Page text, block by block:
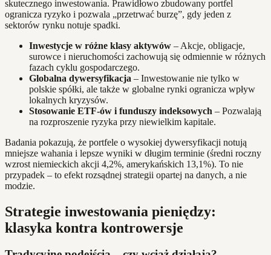
skutecznego inwestowania. Prawidłowo zbudowany portfel
ogranicza ryzyko i pozwala „przetrwać burzę”, gdy jeden z
sektorów rynku notuje spadki.
Inwestycje w różne klasy aktywów – Akcje, obligacje,
surowce i nieruchomości zachowują się odmiennie w różnych
fazach cyklu gospodarczego.
Globalna dywersyfikacja – Inwestowanie nie tylko w
polskie spółki, ale także w globalne rynki ogranicza wpływ
lokalnych kryzysów.
Stosowanie ETF-ów i funduszy indeksowych – Pozwalają
na rozproszenie ryzyka przy niewielkim kapitale.
Badania pokazują, że portfele o wysokiej dywersyfikacji notują
mniejsze wahania i lepsze wyniki w długim terminie (średni roczny
wzrost niemieckich akcji 4,2%, amerykańskich 13,1%). To nie
przypadek – to efekt rozsądnej strategii opartej na danych, a nie
modzie.
Strategie inwestowania pieniędzy:
klasyka kontra kontrowersje